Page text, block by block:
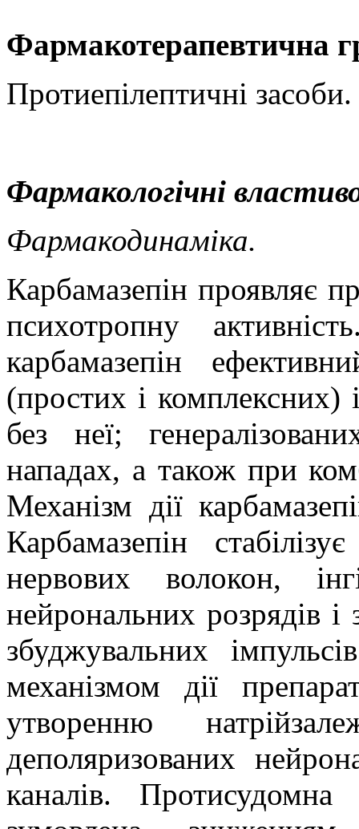
Фармакотерапевтична
Протиепілептичні
Фармакологічні
Фармакодинаміка.
Карбамазепін проявляє
психотропну
карбамазепін
(простих і комплексних)
без неї;
нападах, а також при
Механізм дії
Карбамазепін
нервових волокон,
нейрональних розрядів
збуджувальних
механізмом дії
утворенню
деполяризованих
каналів.